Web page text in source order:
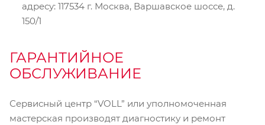
адресу: 117534 г. Москва, Варшавское шоссе, д.
150/1
ГАРАНТИЙНОЕ
ОБСЛУЖИВАНИЕ
Сервисный центр “VOLL” или уполномоченная
мастерская производят диагностику и ремонт